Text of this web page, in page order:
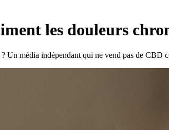
les douleurs
média indépendant qui ne vend pas de CBD